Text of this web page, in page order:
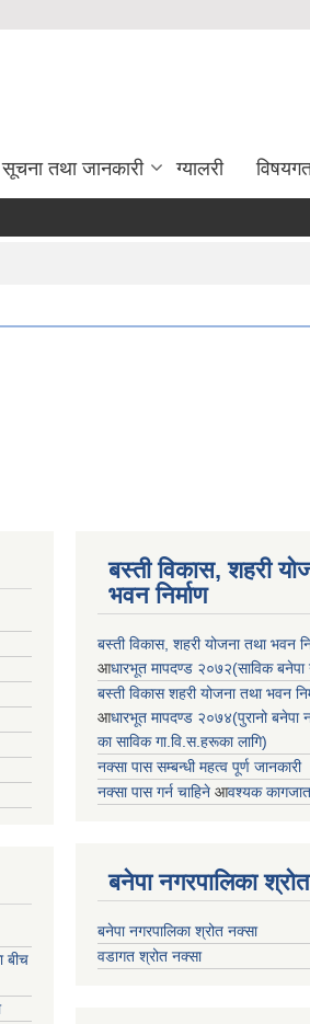
सूचना तथा जानकारी ग्यालरी
बीच
बस्ती विकास, शहरी
भवन निर्माण
बस्ती विकास, शहरी योजना तथा भवन
आधारभूत मापदण्ड २०७२(साविक बनेपा
बस्ती विकास शहरी योजना तथा भवन
आधारभूत मापदण्ड २०७४(पुरानो बनेपा
का साविक गा.वि.स.हरूका लागि)
नक्सा पास सम्बन्धी महत्व पूर्ण जानकारी
नक्सा पास गर्न चाहिने आवश्यक
बनेपा नगरपालिका
बनेपा नगरपालिका श्रोत नक्सा
वडागत श्रोत नक्सा